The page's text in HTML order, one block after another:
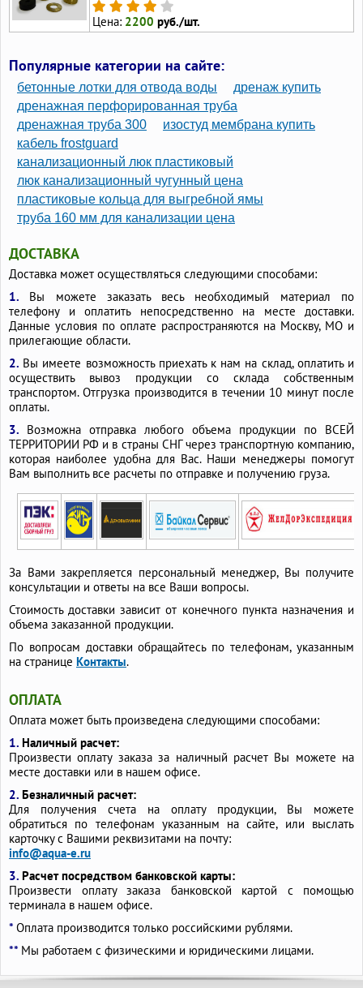
Цена: 2200 руб./шт.
Популярные категории на сайте:
бетонные лотки для отвода воды
дренаж купить
дренажная перфорированная труба
дренажная труба 300
изостуд мембрана купить
кабель frostguard
канализационный люк пластиковый
люк канализационный чугунный цена
пластиковые кольца для выгребной ямы
труба 160 мм для канализации цена
ДОСТАВКА
Доставка может осуществляться следующими способами:
1. Вы можете заказать весь необходимый материал по
телефону и оплатить непосредственно на месте доставки.
Данные условия по оплате распространяются на Москву, МО и
прилегающие области.
2. Вы имеете возможность приехать к нам на склад, оплатить и
осуществить вывоз продукции со склада собственным
транспортом. Отгрузка производится в течении 10 минут после
оплаты.
3. Возможна отправка любого объема продукции по ВСЕЙ
ТЕРРИТОРИИ РФ и в страны СНГ через транспортную компанию,
которая наиболее удобна для Вас. Наши менеджеры помогут
Вам выполнить все расчеты по отправке и получению груза.
За Вами закрепляется персональный менеджер, Вы получите
консультации и ответы на все Ваши вопросы.
Стоимость доставки зависит от конечного пункта назначения и
объема заказанной продукции.
По вопросам доставки обращайтесь по телефонам, указанным
на странице Контакты.
ОПЛАТА
Оплата может быть произведена следующими способами:
1. Наличный расчет:
Произвести оплату заказа за наличный расчет Вы можете на
месте доставки или в нашем офисе.
2. Безналичный расчет:
Для получения счета на оплату продукции, Вы можете
обратиться по телефонам указанным на сайте, или выслать
карточку с Вашими реквизитами на почту:
info@aqua-e.ru
3. Расчет посредством банковской карты:
Произвести оплату заказа банковской картой с помощью
терминала в нашем офисе.
* Оплата производится только российскими рублями.
** Мы работаем с физическими и юридическими лицами.